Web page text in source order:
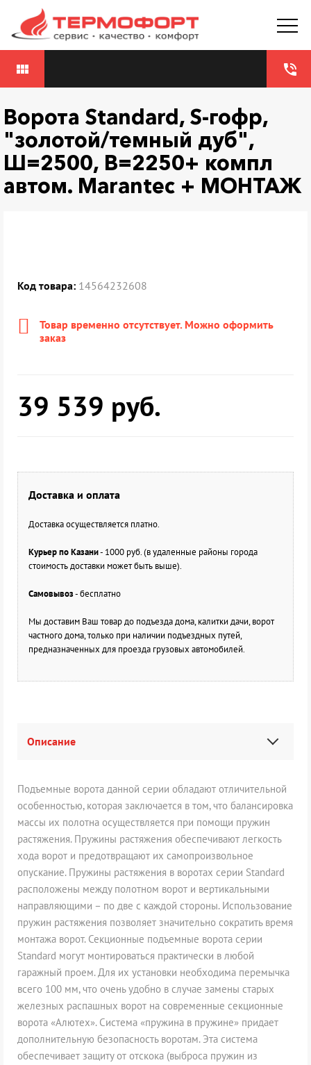
phone_in_talk
view_module
Ворота Standard, S-гофр,
"золотой/темный дуб",
Ш=2500, В=2250+ компл
автом. Marantec + МОНТАЖ
Код товара: 14564232608
Товар временно отсутствует. Можно оформить
заказ
39 539 руб.
Доставка и оплата
Доставка осуществляется платно.
Курьер по Казани- 1000 руб. (в удаленные районы города
стоимость доставки может быть выше).
Самовывоз- бесплатно
Мы доставим Ваш товар до подъезда дома, калитки дачи, ворот
частного дома, только при наличии подъездных путей,
предназначенных для проезда грузовых автомобилей.
Описание
Подъемные ворота данной серии обладают отличительной
особенностью, которая заключается в том, что балансировка
массы их полотна осуществляется при помощи пружин
растяжения. Пружины растяжения обеспечивают легкость
хода ворот и предотвращают их самопроизвольное
опускание. Пружины растяжения в воротах серии Standard
расположены между полотном ворот и вертикальными
направляющими – по две с каждой стороны. Использование
пружин растяжения позволяет значительно сократить время
монтажа ворот. Секционные подъемные ворота серии
Standard могут монтироваться практически в любой
гаражный проем. Для их установки необходима перемычка
всего 100 мм, что очень удобно в случае замены старых
железных распашных ворот на современные секционные
ворота «Алютех». Система «пружина в пружине» придает
дополнительную безопасность воротам. Эта система
обеспечивает защиту от отскока (выброса пружин из